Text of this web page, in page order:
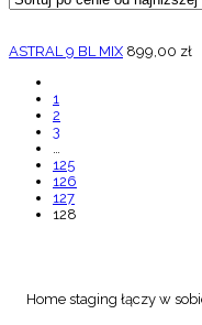
ASTRAL 9 BL MIX 899,00 zł
1
2
3
…
125
126
127
128
Home staging łączy w